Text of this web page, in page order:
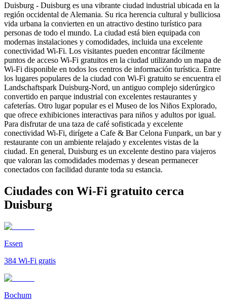
Duisburg - Duisburg es una vibrante ciudad industrial ubicada en la
región occidental de Alemania. Su rica herencia cultural y bulliciosa
vida urbana la convierten en un atractivo destino turístico para
personas de todo el mundo. La ciudad está bien equipada con
modernas instalaciones y comodidades, incluida una excelente
conectividad Wi-Fi. Los visitantes pueden encontrar fácilmente
puntos de acceso Wi-Fi gratuitos en la ciudad utilizando un mapa de
Wi-Fi disponible en todos los centros de información turística. Entre
los lugares populares de la ciudad con Wi-Fi gratuito se encuentra el
Landschaftspark Duisburg-Nord, un antiguo complejo siderúrgico
convertido en parque industrial con excelentes restaurantes y
cafeterías. Otro lugar popular es el Museo de los Niños Explorado,
que ofrece exhibiciones interactivas para niños y adultos por igual.
Para disfrutar de una taza de café sofisticada y excelente
conectividad Wi-Fi, dirígete a Cafe & Bar Celona Funpark, un bar y
restaurante con un ambiente relajado y excelentes vistas de la
ciudad. En general, Duisburg es un excelente destino para viajeros
que valoran las comodidades modernas y desean permanecer
conectados con facilidad durante toda su estancia.
Ciudades con Wi-Fi gratuito cerca
Duisburg
Essen
384 Wi-Fi gratis
Bochum